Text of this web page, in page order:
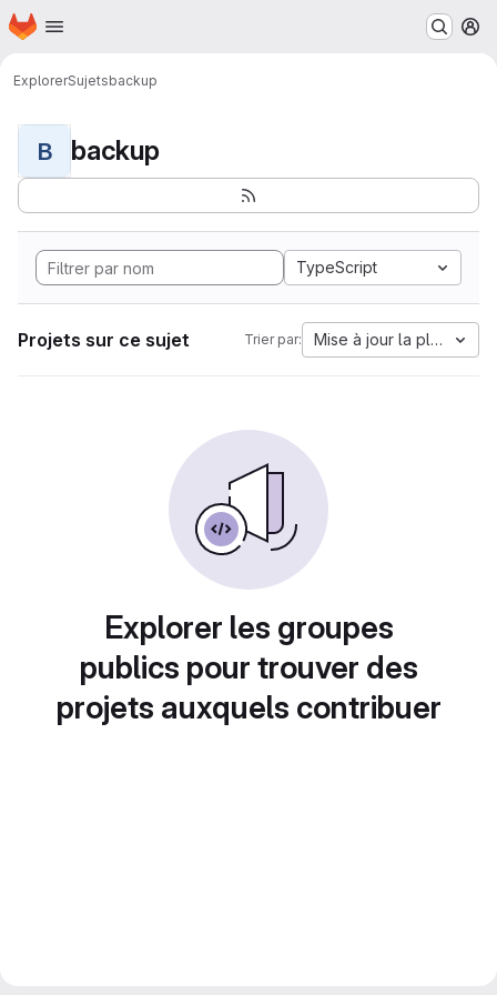
Passer au contenu principal
Page d'accueil
ExplorerSujetsbackup
B backup
TypeScript
Projets sur ce sujet Trier par: Mise à jour la plus
Explorer les groupes
publics pour trouver des
projets auxquels contribuer